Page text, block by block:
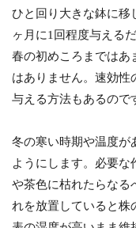
ひと回り大きな鉢に移
ヶ月に1回程度与える
春の初めころまではあ
はありません。速効性
与える方法もあるので
冬の寒い時期や温度が
ようにします。必要
や茶色に枯れたらなる
れを放置していると株